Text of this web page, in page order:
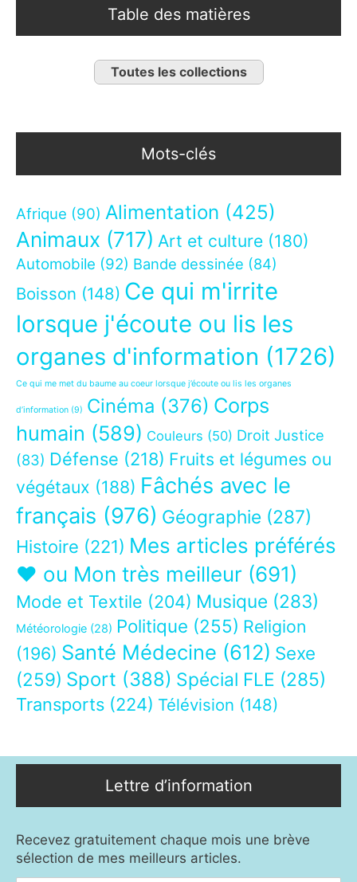
Table des matières
Toutes les collections
Mots-clés
Afrique (90) Alimentation (425)
Animaux (717) Art et culture (180)
Automobile (92) Bande dessinée (84)
Boisson (148) Ce qui m'irrite
lorsque j'écoute ou lis les
organes d'information (1726)
Ce qui me met du baume au coeur lorsque j’écoute ou lis les organes
d’information (9) Cinéma (376) Corps
humain (589) Couleurs (50) Droit Justice
(83) Défense (218) Fruits et légumes ou
végétaux (188) Fâchés avec le
français (976) Géographie (287)
Histoire (221) Mes articles préférés
❤ ou Mon très meilleur (691)
Mode et Textile (204) Musique (283)
Météorologie (28) Politique (255) Religion
(196) Santé Médecine (612) Sexe
(259) Sport (388) Spécial FLE (285)
Transports (224) Télévision (148)
Lettre d’information
Recevez gratuitement chaque mois une brève
sélection de mes meilleurs articles.